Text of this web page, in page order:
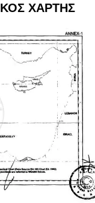
ΧΑΡΤΗΣ